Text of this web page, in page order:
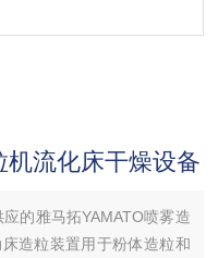
机流化床干燥设备
的雅马拓YAMATO喷雾造
造粒装置用于粉体造粒和